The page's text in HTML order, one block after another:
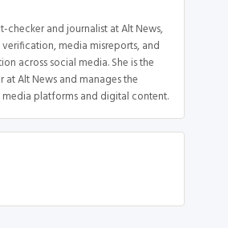
checker and journalist at Alt News,
media misreports, and
across social media. She is the
at Alt News and manages the
media platforms and digital content.